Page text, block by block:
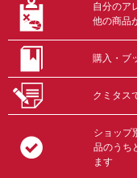
自分のア
他の商品
購入・ブ
クミタス
ショップ
品のうち
ます